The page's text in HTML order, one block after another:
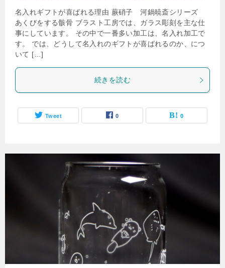
名入れギフトが喜ばれる理由 蕨硝子 河鍋暁斎シリーズ
あくびをする骸骨 ブラスト工房では、ガラス彫刻を主な仕
事にしています。 その中で一番多い加工は、名入れ加工で
す。 では、どうして名入れのギフトが喜ばれるのか、につ
いて […]
続きを読む
Tweet 0 0